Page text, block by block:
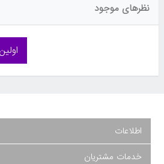
نظرهای موجود
اطلاعات
خدمات مشتریان